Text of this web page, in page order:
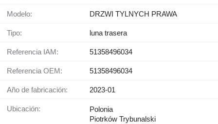
Modelo: DRZWI TYLNYCH PRAWA
Tipo: luna trasera
Referencia IAM: 51358496034
Referencia OEM: 51358496034
Año de fabricación: 2023-01
Ubicación:
Polonia
Piotrków Trybunalski